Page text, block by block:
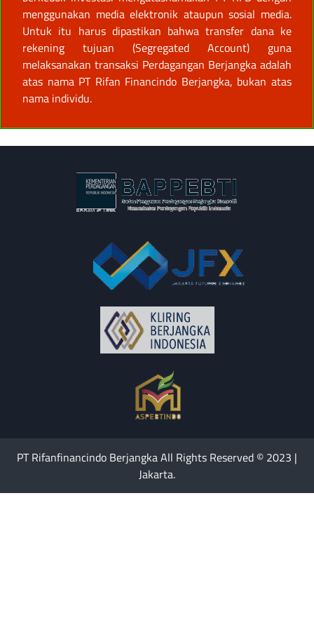
menggunakan media elektronik ataupun sosial media.
Untuk itu harus dipastikan bahwa transfer dana ke
rekening tujuan (Segregated Account) guna
melaksanakan transaksi Perdagangan Berjangka adalah
atas nama PT Rifan Financindo Berjangka, bukan atas
nama individu.
PT Rifanfinancindo Berjangka All Rights Reserved © 2023 |
Jakarta.